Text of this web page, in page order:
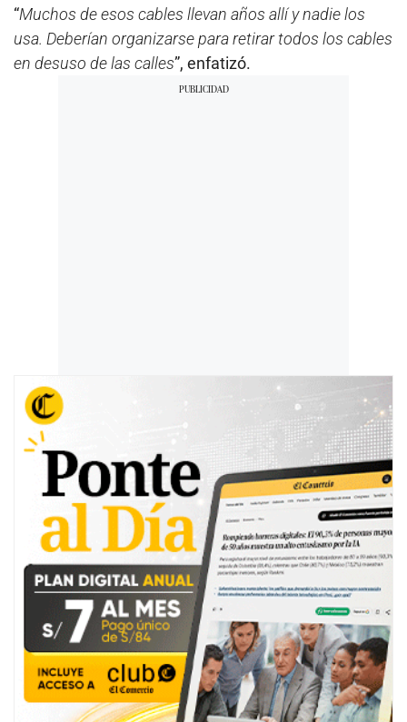
“Muchos de esos cables llevan años allí y nadie los
usa. Deberían organizarse para retirar todos los cables
en desuso de las calles”, enfatizó.